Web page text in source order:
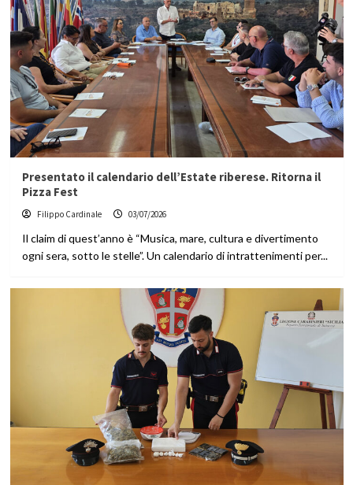
Presentato il calendario dell’Estate riberese. Ritorna il
Pizza Fest
Filippo Cardinale 03/07/2026
Il claim di quest’anno è “Musica, mare, cultura e divertimento
ogni sera, sotto le stelle”. Un calendario di intrattenimenti per...